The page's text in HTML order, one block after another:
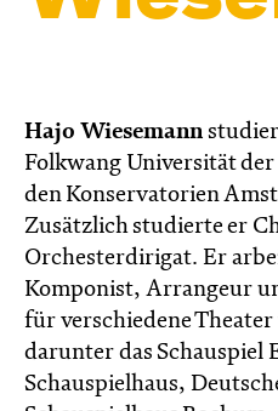
Hajo Wiesemann
Folkwang Universität der
den Konservatorien
Zusätzlich studierte er
Orchesterdirigat. Er
Komponist, Arrangeur
für verschiedene
darunter das Schauspiel
Schauspielhaus,